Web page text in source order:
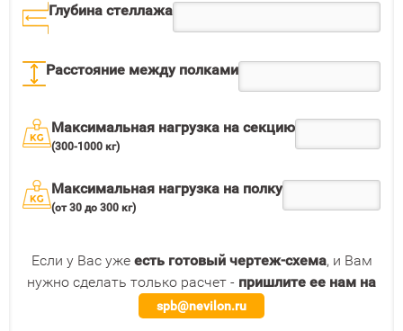
Глубина стеллажа
Расстояние между полками
Максимальная нагрузка на секцию
(300-1000 кг)
Максимальная нагрузка на полку
(от 30 до 300 кг)
Если у Вас уже есть готовый чертеж-схема, и Вам
нужно сделать только расчет - пришлите ее нам на
spb@nevilon.ru